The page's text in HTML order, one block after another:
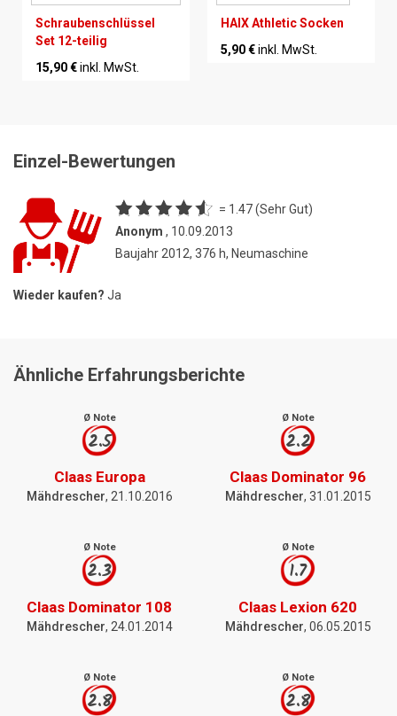
Schraubenschlüssel
Set 12-teilig
15,90 €inkl. MwSt.
HAIX Athletic Socken
5,90 €inkl. MwSt.
Einzel-Bewertungen
= 1.47 (Sehr Gut)
Anonym , 10.09.2013
Baujahr 2012, 376 h, Neumaschine
Wieder kaufen? Ja
Ähnliche Erfahrungsberichte
Ø Note
2.5
Claas Europa
Mähdrescher, 21.10.2016
Ø Note
2.2
Claas Dominator 96
Mähdrescher, 31.01.2015
Ø Note
2.3
Claas Dominator 108
Mähdrescher, 24.01.2014
Ø Note
1.7
Claas Lexion 620
Mähdrescher, 06.05.2015
Ø Note
2.8
Ø Note
2.8